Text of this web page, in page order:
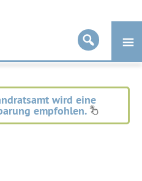
wird eine
empfohlen.